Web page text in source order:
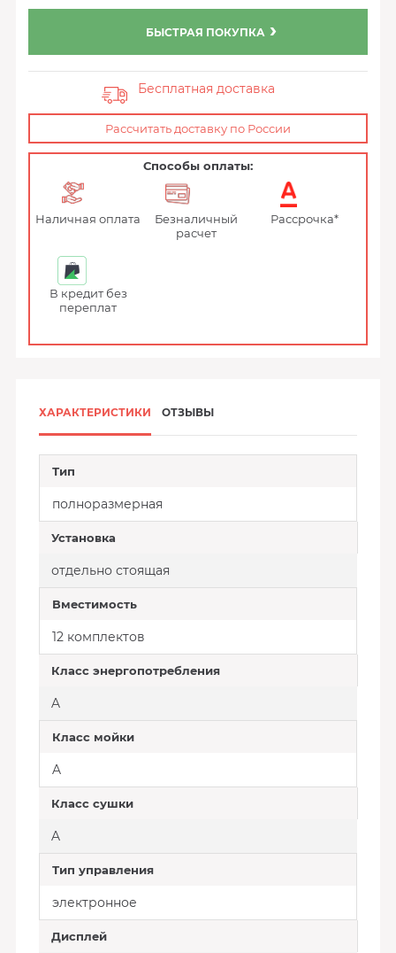
БЫСТРАЯ ПОКУПКА
Бесплатная доставка
Рассчитать доставку по России
Способы оплаты:
Наличная оплата
Безналичный
расчет
Рассрочка*
В кредит без
переплат
ХАРАКТЕРИСТИКИ ОТЗЫВЫ
Тип
полноразмерная
Установка
отдельно стоящая
Вместимость
12 комплектов
Класс энергопотребления
A
Класс мойки
A
Класс сушки
A
Тип управления
электронное
Дисплей